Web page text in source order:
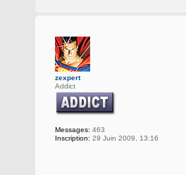
zexpert
Addict
Messages: 463
Inscription: 29 Juin 2009, 13:16